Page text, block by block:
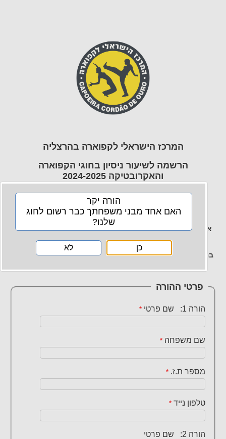
המרכז הישראלי לקפוארה בהרצליה
הרשמה לשיעור ניסיון בחוגי הקפוארה
והאקרובטיקה 2024-2025
הורה יקר/ה
אנא מלא/י את פרטי הילד/ה אותו/ה את/ה מעוניינ/ת לרשום לחוג
במידה ורוצים לרשום יותר מילד/ה אחד/ת לשיעור ניסיון, יש למלא
פרטי ההורה
הורה 1: שם פרטי *
שם משפחה*
מספר ת.ז.*
טלפון נייד*
הורה 2: שם פרטי
הורה יקר
האם אחד מבני משפחתך כבר רשום לחוג
שלנו?
כן לא